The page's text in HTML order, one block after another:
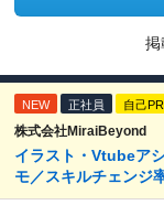
掲
NEW 正社員 自己
株式会社MiraiBeyond
イラスト・Vtubeア
モ／スキルチェンジ